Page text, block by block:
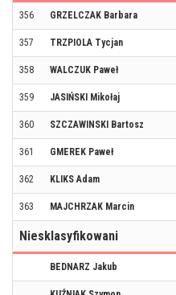
356 GRZELCZAK Barbara
357 TRZPIOLA Tycjan
358 WALCZUK Paweł
359 JASIŃSKI Mikołaj
360 SZCZAWINSKI Bartosz
361 GMEREK Paweł
362 KLIKS Adam
363 MAJCHRZAK Marcin
Niesklasyfikowani
BEDNARZ Jakub